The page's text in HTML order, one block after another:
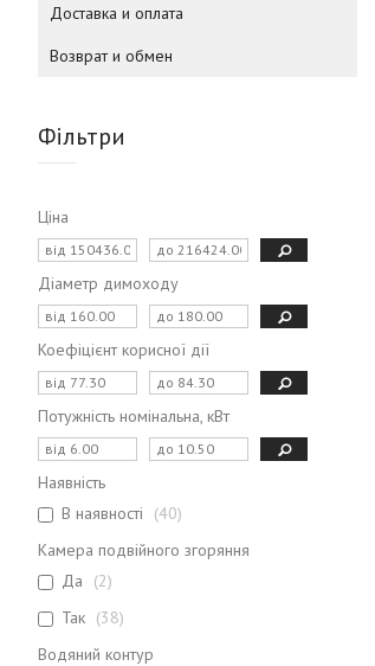
Доставка и оплата
Возврат и обмен
Фільтри
Ціна
Діаметр димоходу
Коефіцієнт корисної дії
Потужність номінальна, кВт
Наявність
В наявності
40
Камера подвійного згоряння
Да
2
Так
38
Водяний контур